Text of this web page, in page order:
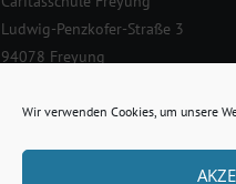
Wir verwenden Cookies, um unsere
Ludwig-Penzkofer-Straße 3
94078 Freyung
Datenschutz &
Datenschutzerklärung